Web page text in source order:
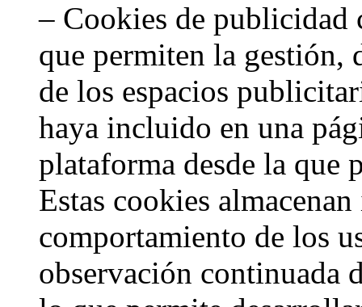
– Cookies de publicidad
que permiten la gestión,
de los espacios
haya incluido en una
plataforma desde la que
Estas cookies
comportamiento de los
observación continuada